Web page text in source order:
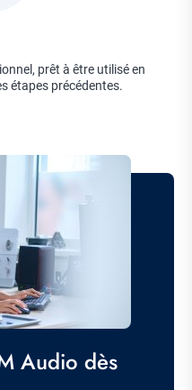
prêt à être utilisé en
étapes précédentes.
Audio dès